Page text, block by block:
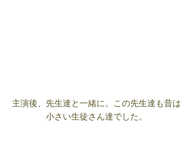
主演後、先生達と一緒に。この先生達も昔は
小さい生徒さん達でした。